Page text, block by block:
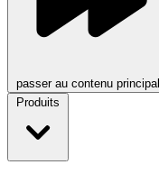
passer au contenu principal
Produits